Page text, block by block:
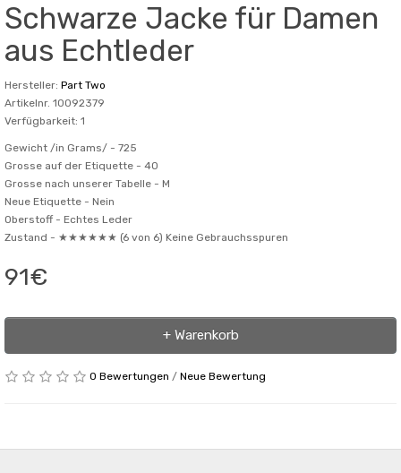
Schwarze Jacke für Damen
aus Echtleder
Hersteller: Part Two
Artikelnr. 10092379
Verfügbarkeit: 1
Gewicht /in Grams/ - 725
Grosse auf der Etiquette - 40
Grosse nach unserer Tabelle - M
Neue Etiquette - Nein
Oberstoff - Echtes Leder
Zustand - ★★★★★★ (6 von 6) Keine Gebrauchsspuren
91€
+ Warenkorb
0 Bewertungen / Neue Bewertung